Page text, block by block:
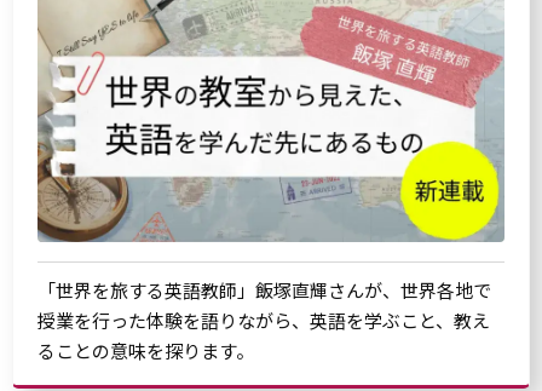
「世界を旅する英語教師」飯塚直輝さんが、世界各地で
授業を行った体験を語りながら、英語を学ぶこと、教え
ることの意味を探ります。